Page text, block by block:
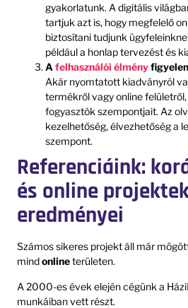
gyakorlatunk. A digitális
tartjuk azt is, hogy megfelelő
biztosítani tudjunk
például a honlap tervezést és
Afelhasználói élmény
Akár nyomtatott kiadványról
termékről vagy online
fogyasztók szempontjait. Az
kezelhetőség, élvezhetőség a
szempont.
Referenciáink:
és online
eredményei
Számos sikeres projekt áll már
mindonlineterületen.
A 2000-es évek elején cégünk a
munkáiban vett részt.